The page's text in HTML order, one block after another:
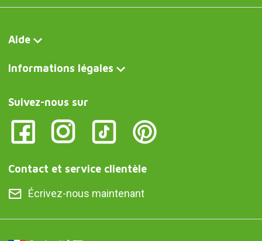
Aide
Informations légales
Suivez-nous sur
Contact et service clientèle
Écrivez-nous maintenant